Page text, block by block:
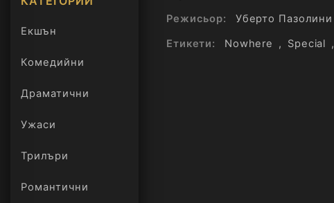
Екшън
Комедийни
Драматични
Ужаси
Трилъри
онлайн
Романтични
Режисьор:
Уберто Пазолини
Етикети:
Nowhere , Special ,